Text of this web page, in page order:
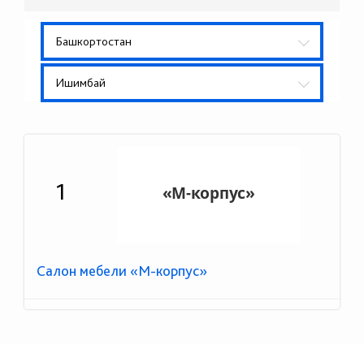
Башкортостан
Ишимбай
1
Салон мебели «М-корпус»